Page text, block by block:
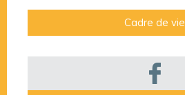
Cadre de vie